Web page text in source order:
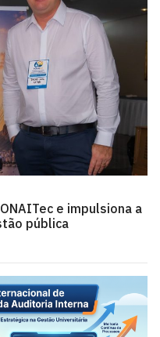
e impulsiona a
pública